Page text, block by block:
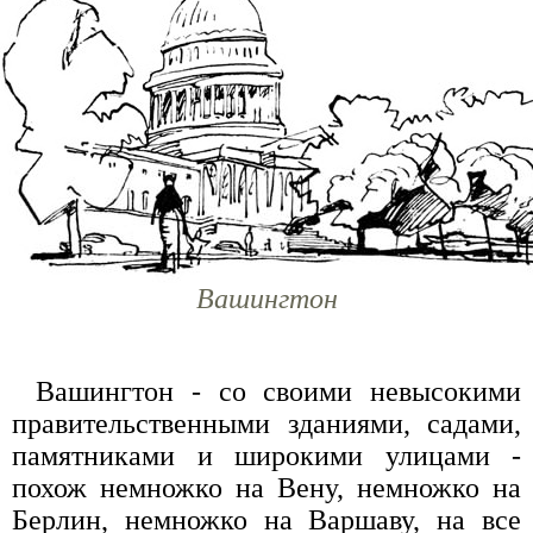
Вашингтон
Вашингтон - со своими невысокими
правительственными зданиями, садами,
памятниками и широкими улицами -
похож немножко на Вену, немножко на
Берлин, немножко на Варшаву, на все